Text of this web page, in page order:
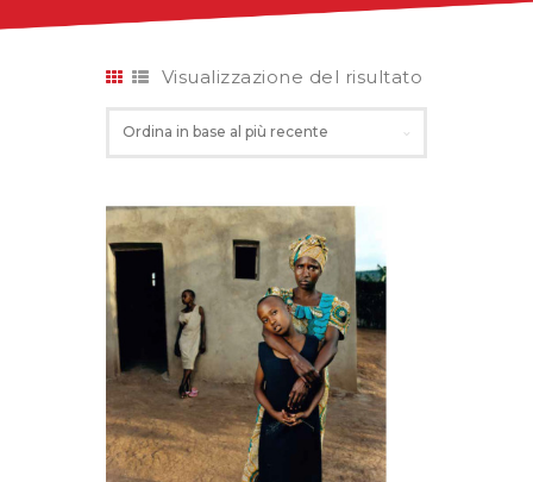
Visualizzazione del risultato